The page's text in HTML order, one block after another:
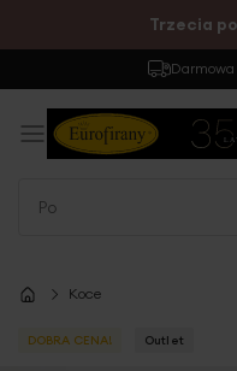
Trzecia
Darmowa
Koce
DOBRA CENA! Outlet